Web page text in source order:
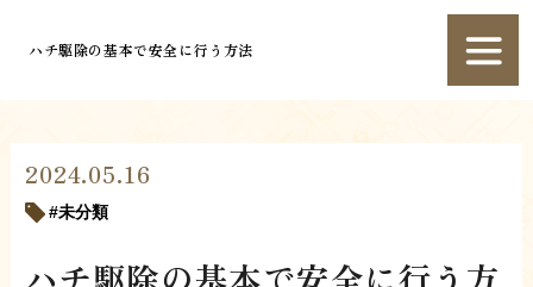
ハチ駆除の基本で安全に行う方法
2024.05.16
未分類
ハチ駆除の基本で安全に行う方